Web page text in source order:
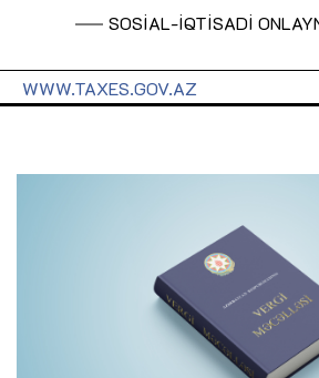
SOSİAL-İQTİSADİ
WWW.TAXES.GOV.AZ